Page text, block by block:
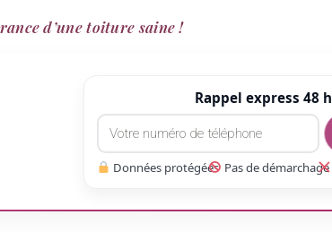
d’une toiture saine !
Rappel express 48 h
Données protégées Pas de démarchage